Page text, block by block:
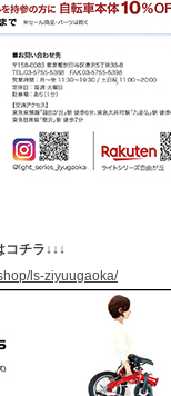
チラ↓↓↓
ls-ziyuugaoka/